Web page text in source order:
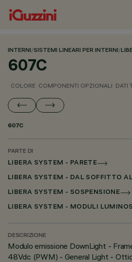
INTERNI/SISTEMI LINEARI PER INTERNI/
607C
COLORE COMPONENTI OPZIONALI DATI
607C
PARTE DI
LIBERA SYSTEM - PARETE
LIBERA SYSTEM - DAL SOFFITTO
LIBERA SYSTEM - SOSPENSIONE
DESCRIZIONE
Modulo emissione DownLight -
48Vdc (PWM) - General Light -